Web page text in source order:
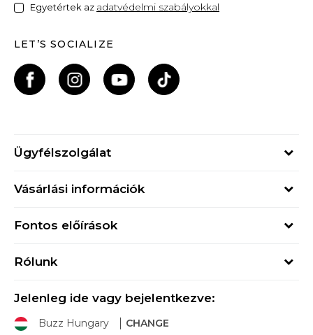
Egyetértek az adatvédelmi szabályokkal
LET’S SOCIALIZE
Ügyfélszolgálat
online@buzzsneakers.hu
Vásárlási információk
Visszatérítések
Ajándékkártya
Fontos előírások
Sport & Bonus szabályzata
Rólunk
Buzz márkák
Üzletek
Jelenleg ide vagy bejelentkezve:
Buzz Hungary CHANGE